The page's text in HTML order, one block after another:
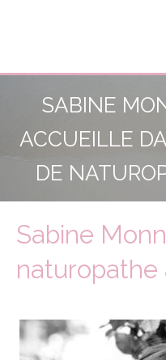
SABINE
ACCUEILLE
DE
Sabine
naturopathe